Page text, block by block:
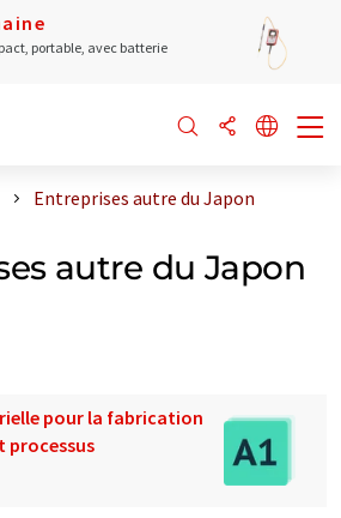
portable, avec batterie
Entreprises autre du Japon
autre du Japon
pour la fabrication
processus